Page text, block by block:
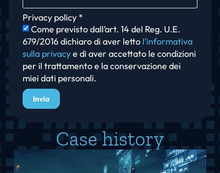
Privacy policy *
Come previsto dall’art. 14 del Reg. U.E.
679/2016 dichiaro di aver letto l'informativa
sulla privacye di aver accettato le condizioni
per il trattamento e la conservazione dei
miei dati personali.
Invia
Case history